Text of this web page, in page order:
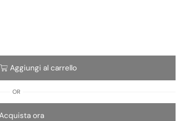
Aggiungi al carrello
OR
ora